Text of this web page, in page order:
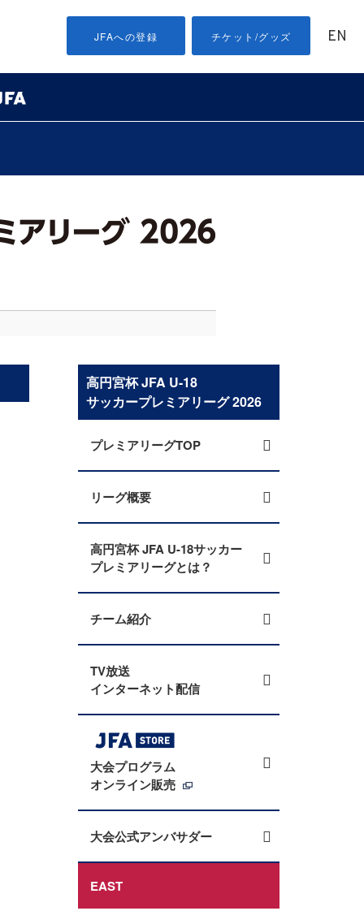
JFAへの登録 チケット/グッズ EN
高円宮杯 JFA U-18
サッカープレミアリーグ 2026
プレミアリーグTOP
リーグ概要
高円宮杯 JFA U-18サッカー
プレミアリーグとは？
チーム紹介
TV放送
インターネット配信
大会プログラム
オンライン販売
大会公式アンバサダー
EAST